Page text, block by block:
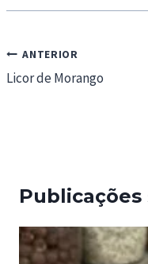
Navegação
de
ANTERIOR
Licor de Morango